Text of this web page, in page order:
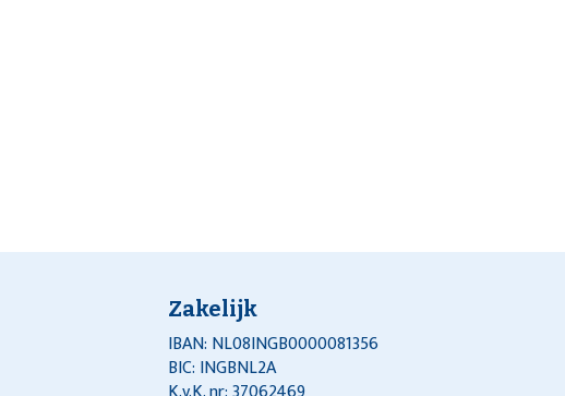
Zakelijk
IBAN: NL08INGB0000081356
BIC: INGBNL2A